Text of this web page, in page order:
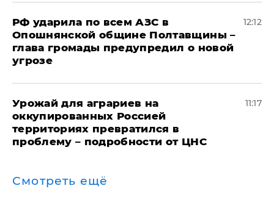
РФ ударила по всем АЗС в
Опошнянской общине Полтавщины –
глава громады предупредил о новой
угрозе
12:12
Урожай для аграриев на
оккупированных Россией
территориях превратился в
проблему – подробности от ЦНС
11:17
Смотреть ещё